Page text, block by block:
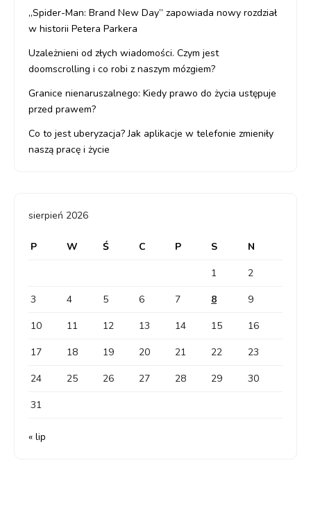
„Spider-Man: Brand New Day” zapowiada nowy rozdział
w historii Petera Parkera
Uzależnieni od złych wiadomości. Czym jest
doomscrolling i co robi z naszym mózgiem?
Granice nienaruszalnego: Kiedy prawo do życia ustępuje
przed prawem?
Co to jest uberyzacja? Jak aplikacje w telefonie zmieniły
naszą pracę i życie
sierpień 2026
P W Ś C P S
N
1
2
3
4 5 6 7 8
9
10
11 12 13 14 15
16
17
18 19 20 21 22
23
24
25 26 27 28 29
30
31
« lip